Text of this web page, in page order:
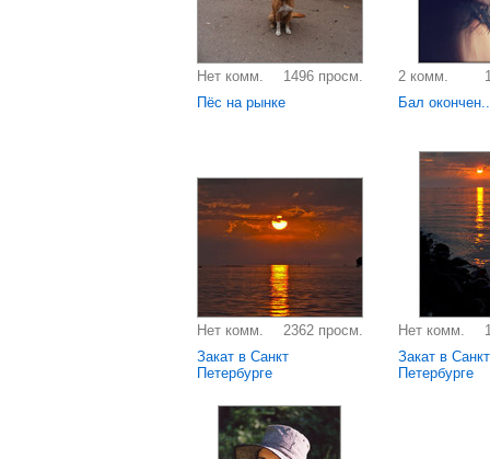
Нет комм.
1496 просм.
Пёс на рынке
2 комм.
Бал
Нет комм.
2362 просм.
Закат в Санкт
Петербурге
Нет комм.
Закат в Санкт
Петербурге